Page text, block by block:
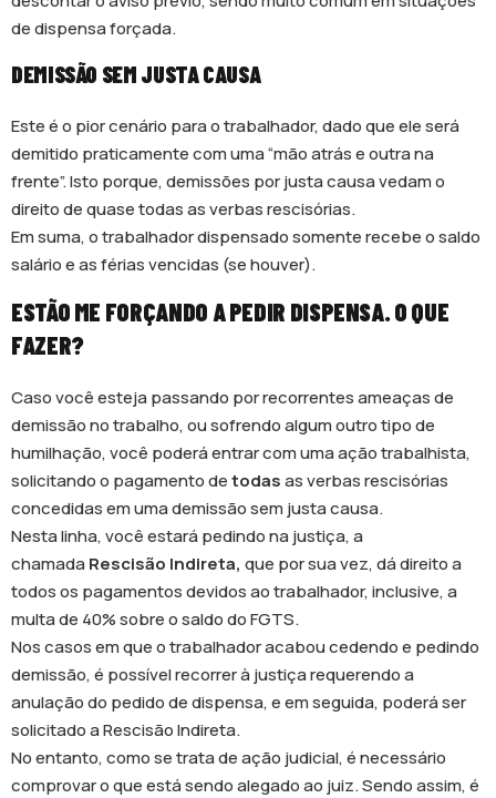
de dispensa forçada.
DEMISSÃO SEM JUSTA CAUSA
Este é o pior cenário para o trabalhador, dado que ele será
demitido praticamente com uma “mão atrás e outra na
frente”. Isto porque, demissões por justa causa vedam o
direito de quase todas as verbas rescisórias.
Em suma, o trabalhador dispensado somente recebe o saldo
salário e as férias vencidas (se houver).
ESTÃO ME FORÇANDO A PEDIR DISPENSA. O QUE
FAZER?
Caso você esteja passando por recorrentes ameaças de
demissão no trabalho, ou sofrendo algum outro tipo de
humilhação, você poderá entrar com uma ação trabalhista,
solicitando o pagamento detodasas verbas rescisórias
concedidas em uma demissão sem justa causa.
Nesta linha, você estará pedindo na justiça, a
chamada Rescisão Indireta, que por sua vez, dá direito a
todos os pagamentos devidos ao trabalhador, inclusive, a
multa de 40% sobre o saldo do FGTS.
Nos casos em que o trabalhador acabou cedendo e pedindo
demissão, é possível recorrer à justiça requerendo a
anulação do pedido de dispensa, e em seguida, poderá ser
solicitado a Rescisão Indireta.
No entanto, como se trata de ação judicial, é necessário
comprovar o que está sendo alegado ao juiz. Sendo assim, é